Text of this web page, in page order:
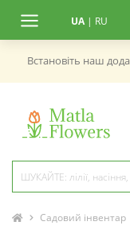
UA | RU
Встановiть наш
Садовий інвентар